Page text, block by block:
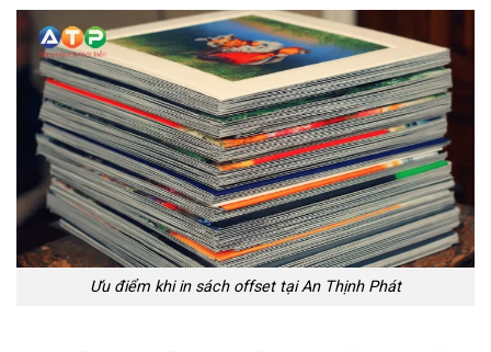
Ưu điểm khi in sách offset tại An Thịnh Phát